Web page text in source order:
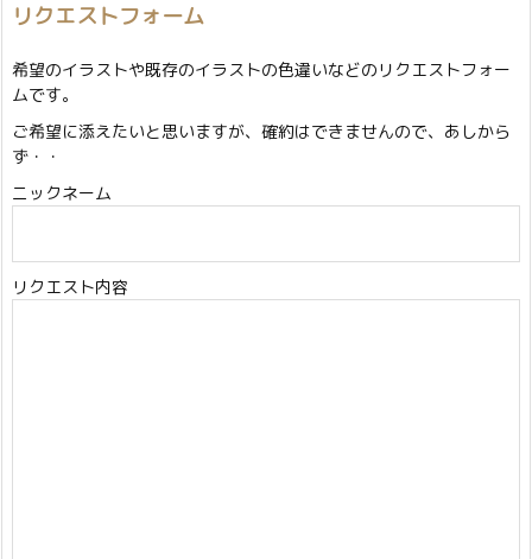
リクエストフォーム
希望のイラストや既存のイラストの色違いなどのリクエストフォー
ムです。
ご希望に添えたいと思いますが、確約はできませんので、あしから
ず・・
ニックネーム
リクエスト内容